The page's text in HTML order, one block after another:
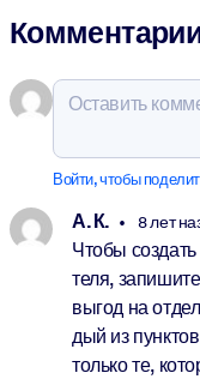
Войти, чтобы
А. К. 8 лет
Чтобы
теля,
выгод на
дый из
только те,